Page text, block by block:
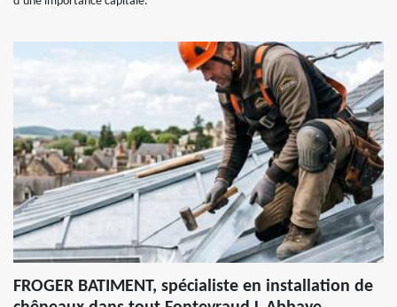
FROGER BATIMENT, spécialiste en installation de